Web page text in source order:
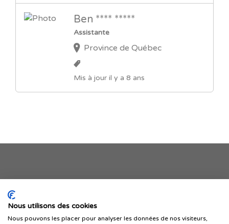
Ben **** *****
Assistante
Province de Québec
Mis à jour il y a 8 ans
Je publie mon offre
Nous utilisons des cookies
Nous pouvons les placer pour analyser les données de nos visiteurs,